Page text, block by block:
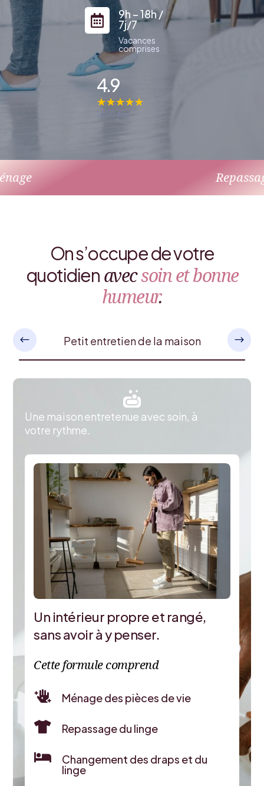
 9h – 18h /
7j/7
Vacances
comprises
4.9
☆☆☆☆☆
+200 Avis
On s’occupe de votre
quotidien avecsoinetbonne
humeur.
Petit entretien de la maison

Une maison entretenue avec soin, à
votre rythme.
Un intérieur propre et rangé,
sans avoir à y penser.
Cette formule comprend
 Ménage des pièces de vie
 Repassage du linge
 Changement des draps et du
linge